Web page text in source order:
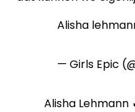
Alisha
— Girls Epic
Alisha Lehmann